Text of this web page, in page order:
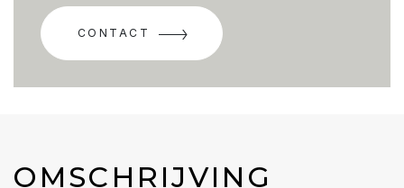
CONTACT
OMSCHRIJVING